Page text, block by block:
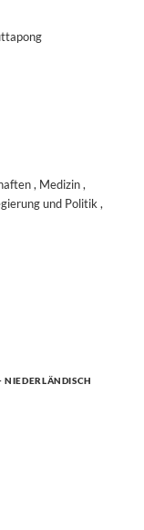
, Medizin ,
und Politik ,
NIEDERLÄNDISCH